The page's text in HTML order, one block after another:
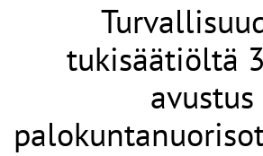
tukisäätiöltä
avustus